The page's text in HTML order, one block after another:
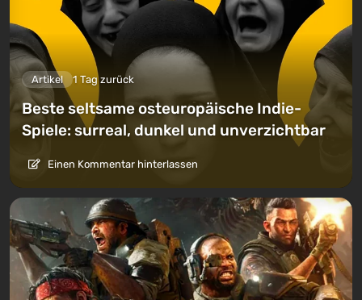
Artikel 1 Tag zurück
Beste seltsame osteuropäische Indie-
Spiele: surreal, dunkel und unverzichtbar
Einen Kommentar hinterlassen